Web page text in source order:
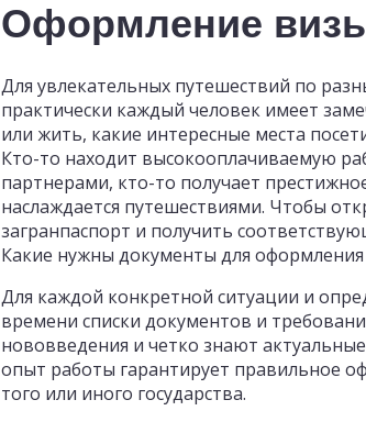
Оформление
Для увлекательных путешествий по
практически каждый человек имеет
или жить, какие интересные места
Кто-то находит высокооплачиваемую
партнерами, кто-то получает
наслаждается путешествиями. Чтобы
загранпаспорт и получить
Какие нужны документы для
Для каждой конкретной ситуации и
времени списки документов и
нововведения и четко знают
опыт работы гарантирует правильное
того или иного государства.